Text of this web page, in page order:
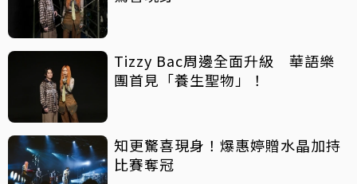
Tizzy Bac周邊全面升級 華語樂
團首見「養生聖物」！
知更驚喜現身！爆惠婷贈水晶加持
比賽奪冠